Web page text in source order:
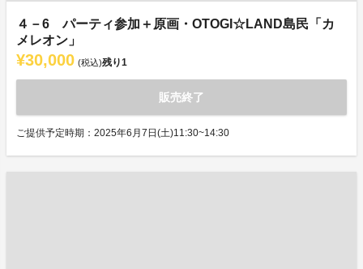
４－6 パーティ参加＋原画・OTOGI☆LAND島民「カ
メレオン」
¥30,000 (税込)残り1
販売終了
ご提供予定時期：2025年6月7日(土)11:30~14:30